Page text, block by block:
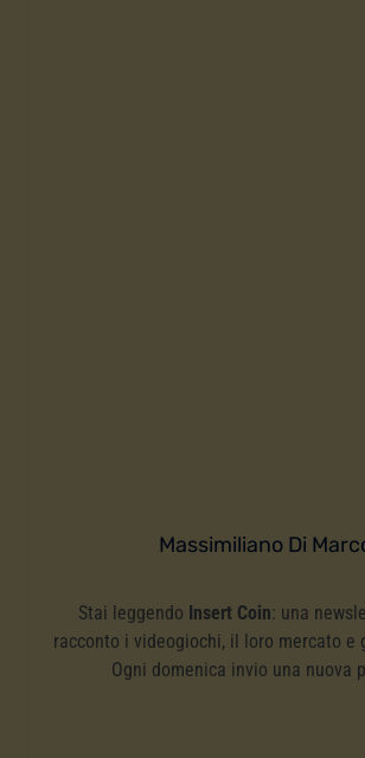
Massimiliano Di
Stai leggendo Insert Coin: una
racconto i videogiochi, il loro mercato e
Ogni domenica invio una nuova